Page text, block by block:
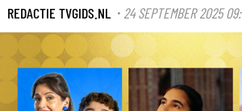
REDACTIE TVGIDS.NL· 24 SEPTEMBER 2025